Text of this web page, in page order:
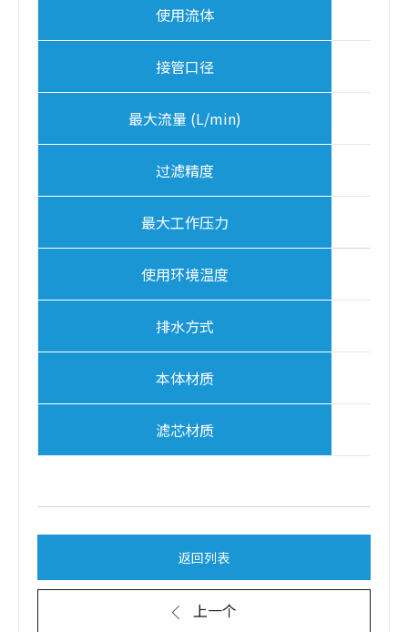
使用流体
接管口径
最大流量 (L/min)
过滤精度
最大工作压力
使用环境温度
排水方式
本体材质
滤芯材质
上一个
返回列表